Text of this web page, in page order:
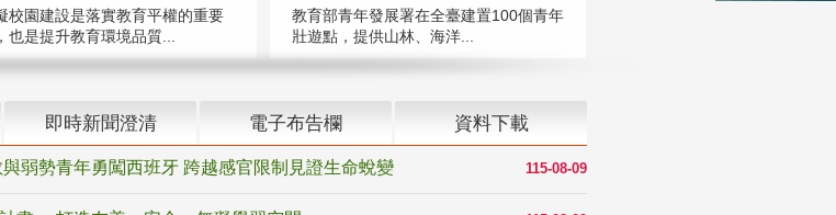
校園建設是落實教育平權的重要
也是提升教育環境品質...
教育部青年發展署在全臺建置100個青年
壯遊點，提供山林、海洋...
即時新聞澄清 電子布告欄 資料下載
115-08-09
弱勢青年勇闖西班牙 跨越感官限制見證生命蛻變